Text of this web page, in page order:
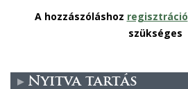
A hozzászóláshoz regisztráció
szükséges
Nyitva tartás